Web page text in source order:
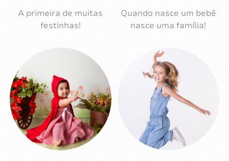
A primeira de muitas
festinhas!
Quando nasce um bebê
nasce uma família!